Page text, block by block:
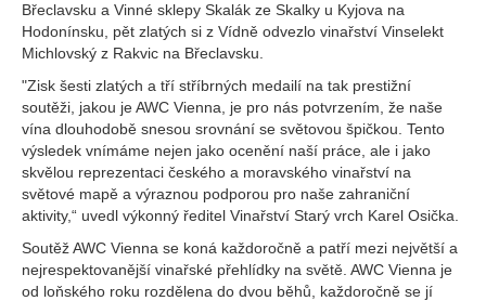
Břeclavsku a Vinné sklepy Skalák ze Skalky u Kyjova na
Hodonínsku, pět zlatých si z Vídně odvezlo vinařství Vinselekt
Michlovský z Rakvic na Břeclavsku.
"Zisk šesti zlatých a tří stříbrných medailí na tak prestižní
soutěži, jakou je AWC Vienna, je pro nás potvrzením, že naše
vína dlouhodobě snesou srovnání se světovou špičkou. Tento
výsledek vnímáme nejen jako ocenění naší práce, ale i jako
skvělou reprezentaci českého a moravského vinařství na
světové mapě a výraznou podporou pro naše zahraniční
aktivity,“ uvedl výkonný ředitel Vinařství Starý vrch Karel Osička.
Soutěž AWC Vienna se koná každoročně a patří mezi největší a
nejrespektovanější vinařské přehlídky na světě. AWC Vienna je
od loňského roku rozdělena do dvou běhů, každoročně se jí